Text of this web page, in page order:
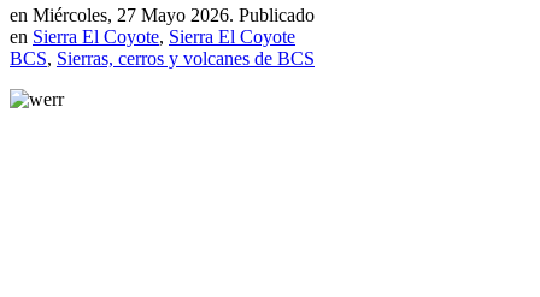
en Miércoles, 27 Mayo 2026. Publicado
en Sierra El Coyote, Sierra El Coyote
BCS, Sierras, cerros y volcanes de BCS